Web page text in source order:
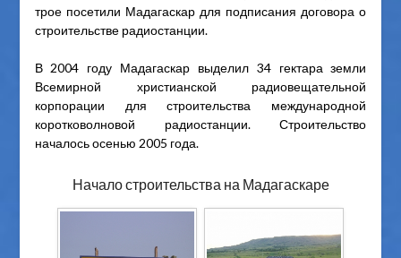
трое посетили Мадагаскар для подписания договора о
строительстве радиостанции.
В 2004 году Мадагаскар выделил 34 гектара земли
Всемирной христианской радиовещательной
корпорации для строительства международной
коротковолновой радиостанции. Строительство
началось осенью 2005 года.
Начало строительства на Мадагаскаре